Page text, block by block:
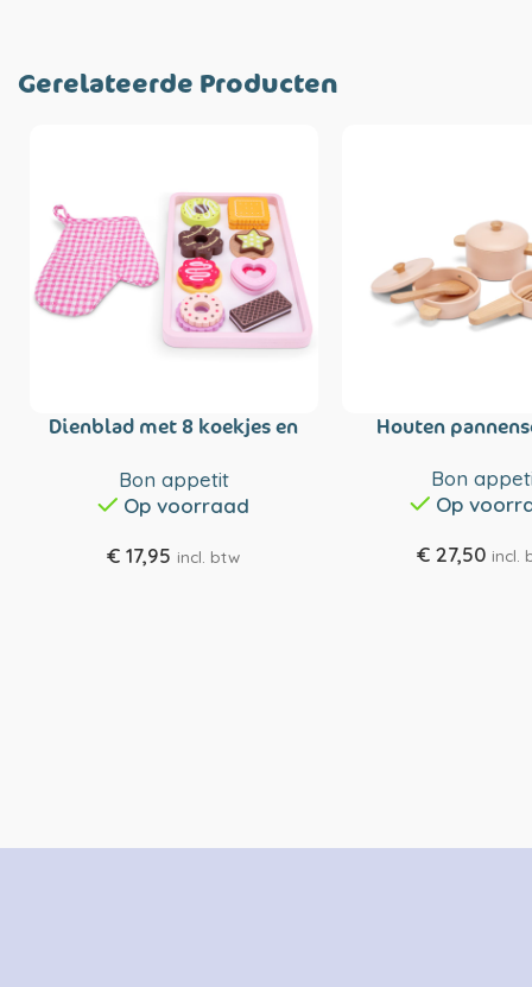
Gerelateerde Producten
Dienblad met 8 koekjes en
Bon appetit
Op voorraad
€17,95 incl. btw
Houten
Bon
Op
€27,50 incl.